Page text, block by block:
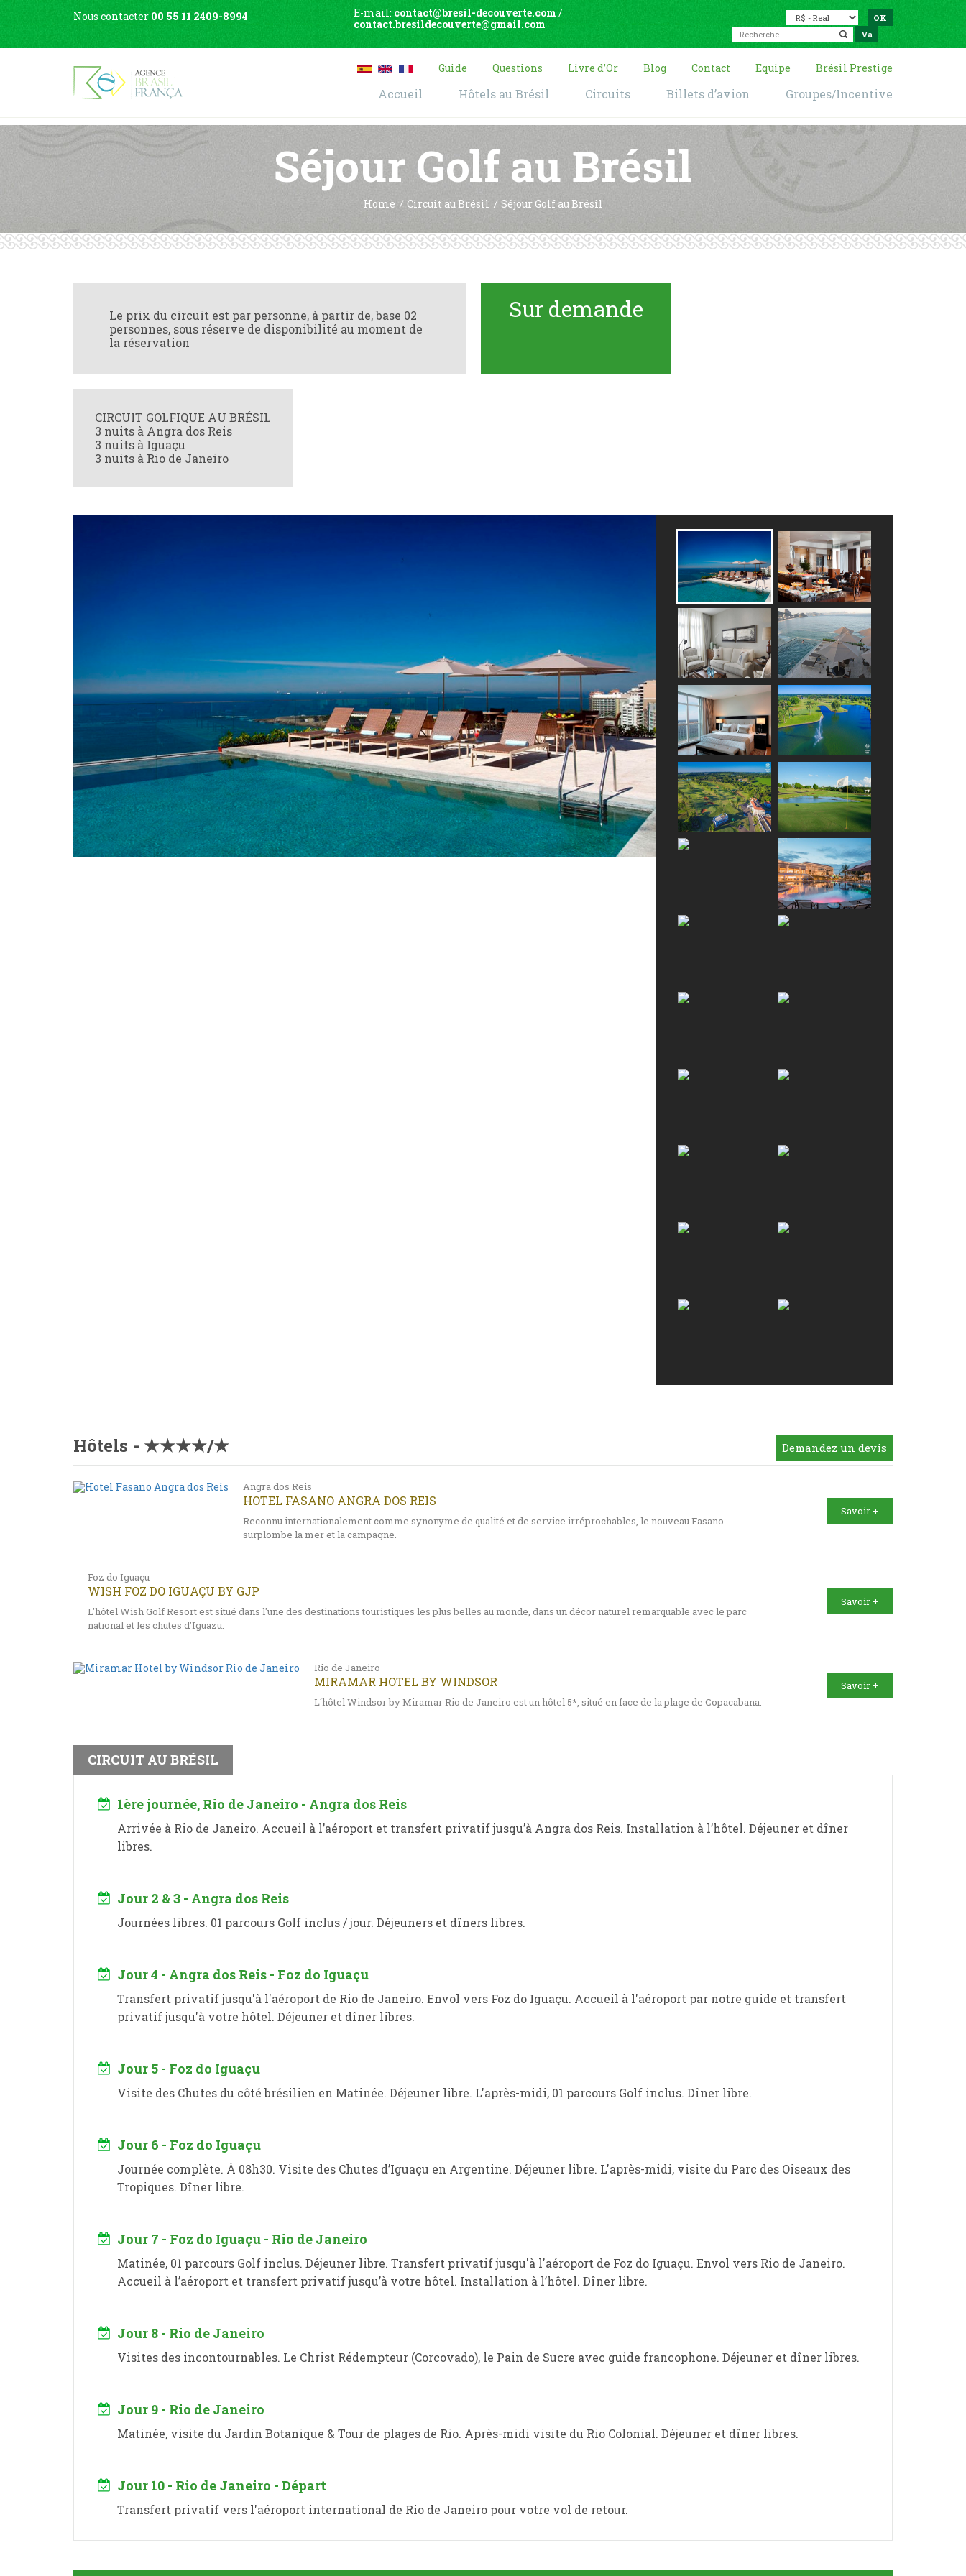
Nous contacter 00 55 11 2409-8994 E-mail: contact@bresil-decouverte.com /
contact.bresildecouverte@gmail.com
Guide Questions Livre d’Or Blog Contact Equipe Brésil Prestige
Accueil Hôtels au Brésil Circuits Billets d’avion Groupes/Incentive
Séjour Golf au Brésil
Home Circuit au Brésil Séjour Golf au Brésil
Le prix du circuit est par personne, à partir de, base 02
personnes, sous réserve de disponibilité au moment de
la réservation
Sur demande
CIRCUIT GOLFIQUE AU BRÉSIL
3 nuits à Angra dos Reis
3 nuits à Iguaçu
3 nuits à Rio de Janeiro
Hôtels - ★★★★/★ Demandez un devis
Angra dos Reis
HOTEL FASANO ANGRA DOS REIS
Reconnu internationalement comme synonyme de qualité et de service irréprochables, le nouveau Fasano
surplombe la mer et la campagne.
Savoir +
Foz do Iguaçu
WISH FOZ DO IGUAÇU BY GJP
L'hôtel Wish Golf Resort est situé dans l'une des destinations touristiques les plus belles au monde, dans un décor naturel remarquable avec le parc
national et les chutes d’Iguazu.
Savoir +
Rio de Janeiro
MIRAMAR HOTEL BY WINDSOR
L´hôtel Windsor by Miramar Rio de Janeiro est un hôtel 5*, situé en face de la plage de Copacabana.
Savoir +
CIRCUIT AU BRÉSIL
1ère journée, Rio de Janeiro - Angra dos Reis
Arrivée à Rio de Janeiro. Accueil à l’aéroport et transfert privatif jusqu’à Angra dos Reis. Installation à l’hôtel. Déjeuner et dîner
libres.
Jour 2 & 3 - Angra dos Reis
Journées libres. 01 parcours Golf inclus / jour. Déjeuners et dîners libres.
Jour 4 - Angra dos Reis - Foz do Iguaçu
Transfert privatif jusqu'à l'aéroport de Rio de Janeiro. Envol vers Foz do Iguaçu. Accueil à l'aéroport par notre guide et transfert
privatif jusqu'à votre hôtel. Déjeuner et dîner libres.
Jour 5 - Foz do Iguaçu
Visite des Chutes du côté brésilien en Matinée. Déjeuner libre. L'après-midi, 01 parcours Golf inclus. Dîner libre.
Jour 6 - Foz do Iguaçu
Journée complète. À 08h30. Visite des Chutes d’Iguaçu en Argentine. Déjeuner libre. L'après-midi, visite du Parc des Oiseaux des
Tropiques. Dîner libre.
Jour 7 - Foz do Iguaçu - Rio de Janeiro
Matinée, 01 parcours Golf inclus. Déjeuner libre. Transfert privatif jusqu'à l'aéroport de Foz do Iguaçu. Envol vers Rio de Janeiro.
Accueil à l’aéroport et transfert privatif jusqu’à votre hôtel. Installation à l’hôtel. Dîner libre.
Jour 8 - Rio de Janeiro
Visites des incontournables. Le Christ Rédempteur (Corcovado), le Pain de Sucre avec guide francophone. Déjeuner et dîner libres.
Jour 9 - Rio de Janeiro
Matinée, visite du Jardin Botanique & Tour de plages de Rio. Après-midi visite du Rio Colonial. Déjeuner et dîner libres.
Jour 10 - Rio de Janeiro - Départ
Transfert privatif vers l'aéroport international de Rio de Janeiro pour votre vol de retour.